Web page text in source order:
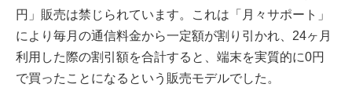
円」販売は禁じられています。これは「月々サポート」
により毎月の通信料金から一定額が割り引かれ、24ヶ月
利用した際の割引額を合計すると、端末を実質的に0円
で買ったことになるという販売モデルでした。